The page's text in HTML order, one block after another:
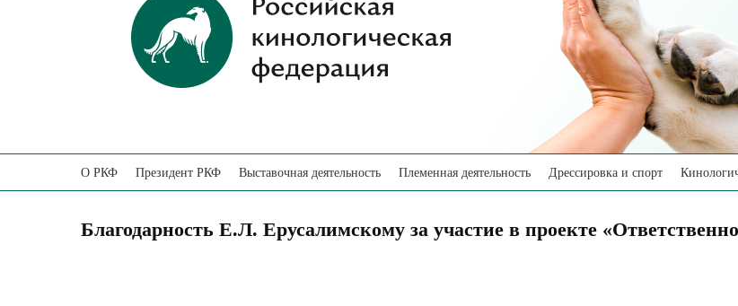
О РКФ Президент РКФ Выставочная деятельность Племенная деятельность Дрессировка и спорт
Благодарность Е.Л. Ерусалимскому за участие в проекте